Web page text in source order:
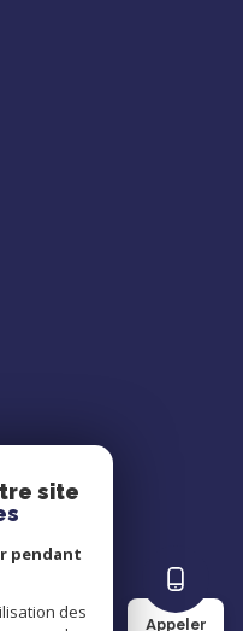
Appeler
site
pendant
des